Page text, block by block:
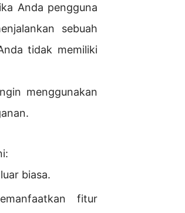
Anda pengguna
sebuah
tidak memiliki
menggunakan
biasa.
fitur